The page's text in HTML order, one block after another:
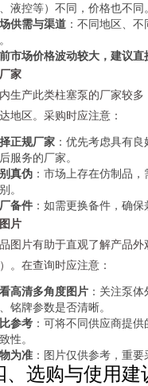
液控等）不同，价格也不同。
供需与渠道 ：不同地区、
市场价格波动较大，建议直
家
生产此类柱塞泵的厂家较
地区。采购时应注意：
正规厂家 ：优先考虑具有
服务的厂家。
真伪 ：市场上存在仿制品
。
备件 ：如需更换备件，确
片
图片有助于直观了解产品
。在查询时应注意：
高清多角度图片 ：关注泵
铭牌参数是否清晰。
参考 ：可将不同供应商提
性。
为准 ：图片仅供参考，重
、选购与使用建